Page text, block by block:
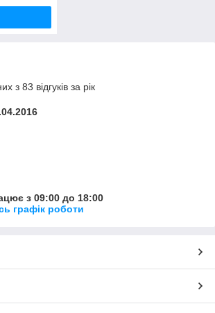
з 83 відгуків за рік
з 09:00 до 18:00
графік роботи